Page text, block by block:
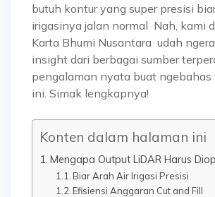
butuh kontur yang super presisi
irigasinya jalan normal Nah, kami
Karta Bhumi Nusantara udah
insight dari berbagai sumber
pengalaman nyata buat ngebahas
ini. Simak lengkapnya!
Konten dalam halaman ini
Mengapa Output LiDAR Harus
Biar Arah Air Irigasi Presisi
Efisiensi Anggaran Cut and Fill